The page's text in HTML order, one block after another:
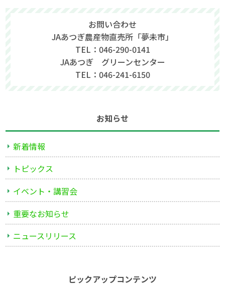
お問い合わせ
JAあつぎ農産物直売所「夢未市」
TEL：046-290-0141
JAあつぎ グリーンセンター
TEL：046-241-6150
お知らせ
新着情報
トピックス
イベント・講習会
重要なお知らせ
ニュースリリース
ピックアップコンテンツ